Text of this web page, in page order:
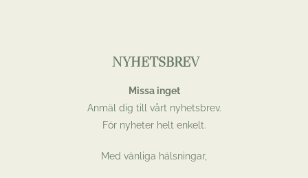
NYHETSBREV
Missa inget
Anmäl dig till vårt nyhetsbrev.
För nyheter helt enkelt.
Med vänliga hälsningar,